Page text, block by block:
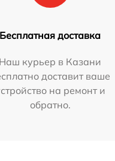
Бесплатная доставка
Наш курьер в Казани
доставит ваше
на ремонт и
обратно.